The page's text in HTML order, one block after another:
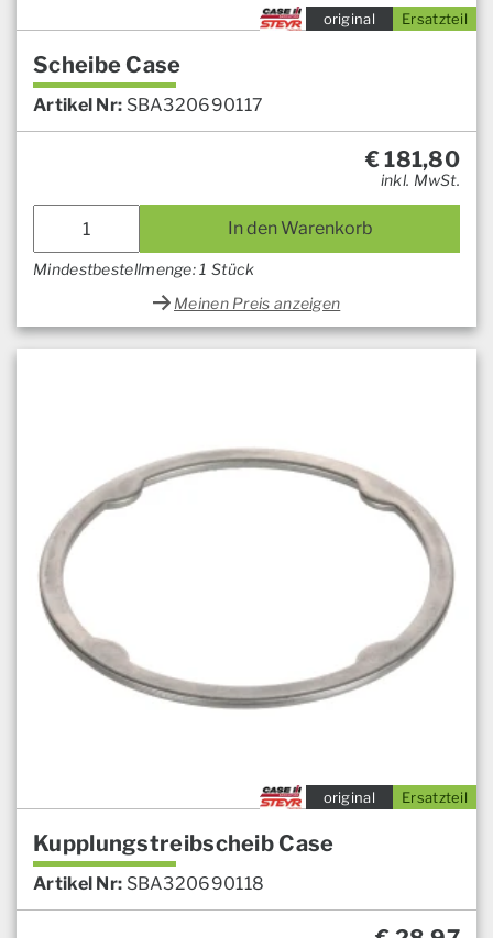
Ersatzteil
original
Scheibe Case
Artikel Nr: SBA320690117
€181,80
inkl. MwSt.
In den Warenkorb
Mindestbestellmenge: 1 Stück
Meinen Preis anzeigen
Ersatzteil
original
Kupplungstreibscheib Case
Artikel Nr: SBA320690118